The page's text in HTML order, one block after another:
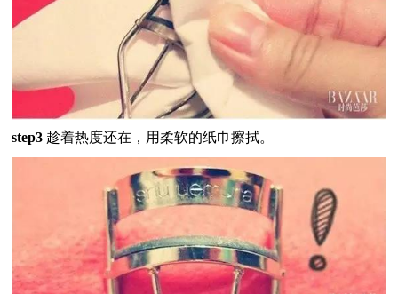
step3 趁着热度还在，用柔软的纸巾擦拭。